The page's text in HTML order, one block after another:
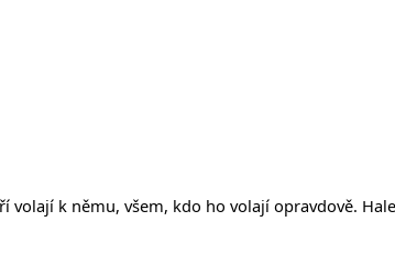
volají k němu, všem, kdo ho volají opravdově.